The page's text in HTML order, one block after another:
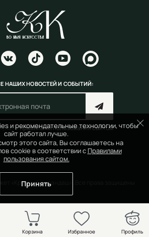
и рекомендательные технологии, чтобы
сайт работал лучше.
этого сайта, Вы соглашаетесь на
cookie в соответствии с Правилами
пользования сайтом.
Принять
НАШИХ НОВОСТЕЙ И СОБЫТИЙ:
справилами пользования сайтом
«Красный Карандаш». Все права защищены
Избранное Профиль
Корзина